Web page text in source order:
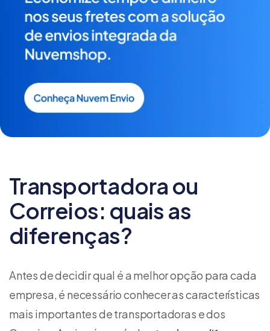
Transportadora ou
Correios: quais as
diferenças?
Antes de decidir qual é a melhor opção para cada
empresa, é necessário conhecer as características
mais importantes de transportadoras e dos